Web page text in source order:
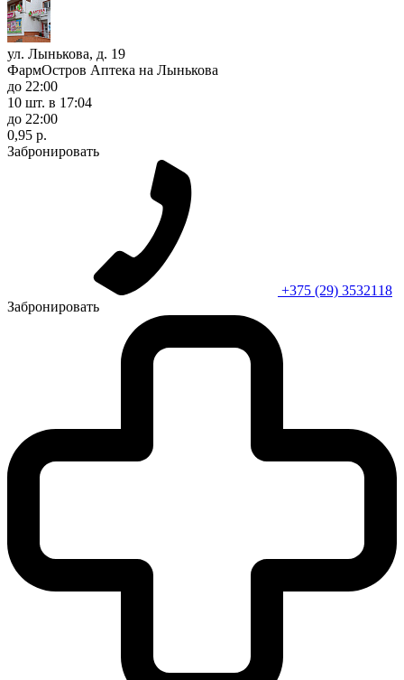
ул. Лынькова, д. 19
ФармОстров Аптека на Лынькова
до 22:00
10 шт. в 17:04
до 22:00
0,95 р.
Забронировать
+375 (29) 3532118
Забронировать